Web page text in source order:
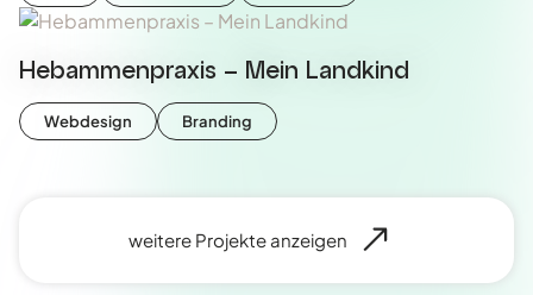
Hebammenpraxis – Mein Landkind
Webdesign Branding
weitere Projekte anzeigen